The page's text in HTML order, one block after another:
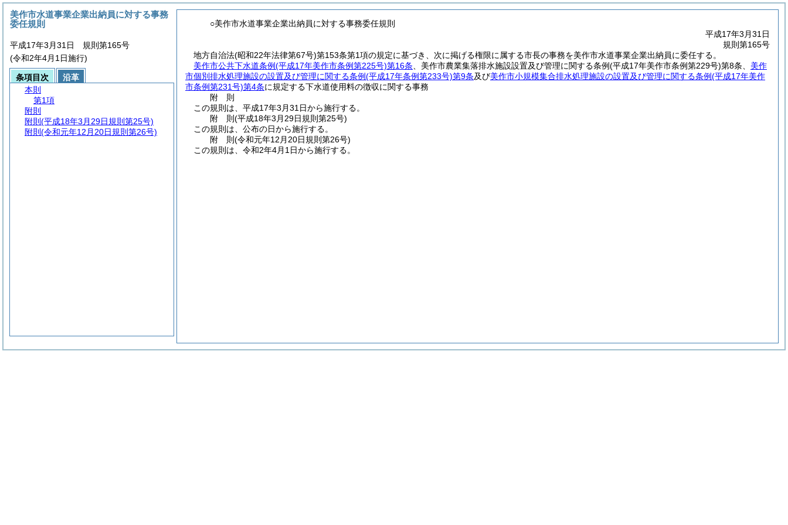
○美作市水道事業企業出納員に対する事務委任規則
平成17年3月31日
規則第165号
地方自治法(昭和22年法律第67号)第153条第1項の規定に基づき、次に掲げる権限に属する市長の事務を美作市水道事業企業出納員に委任する。
美作市公共下水道条例(平成17年美作市条例第225号)第16条 、美作市農業集落排水施設設置及び管理に関する条例(平成17年美作市条例第229号)第8条、 美作
市個別排水処理施設の設置及び管理に関する条例(平成17年条例第233号)第9条及び美作市小規模集合排水処理施設の設置及び管理に関する条例(平成17年美作
市条例第231号)第4条に規定する下水道使用料の徴収に関する事務
附 則
この規則は、平成17年3月31日から施行する。
附 則(平成18年3月29日規則第25号)
この規則は、公布の日から施行する。
附 則(令和元年12月20日規則第26号)
この規則は、令和2年4月1日から施行する。
美作市水道事業企業出納員に対する事務
委任規則
平成17年3月31日 規則第165号
(令和2年4月1日施行)
条項目次
沿革
本則
第1項
附則
附則 (平成18年3月29日規則第25号)
附則 (令和元年12月20日規則第26号)